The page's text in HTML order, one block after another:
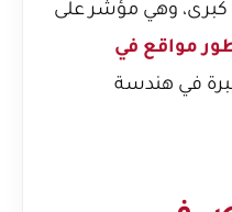
كبرى، وهي مؤشر على
مواقع في
في هندسة